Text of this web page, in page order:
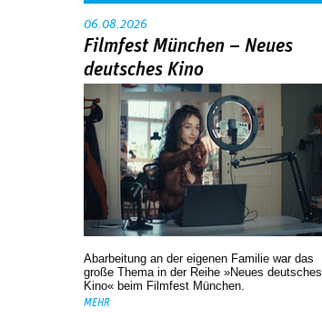
06.08.2026
Filmfest München – Neues
deutsches Kino
Abarbeitung an der eigenen Familie war das
große Thema in der Reihe »Neues deutsches
Kino« beim Filmfest München.
MEHR